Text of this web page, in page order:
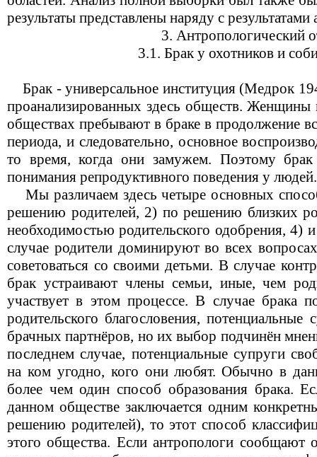
результаты представлены наряду с
3. Антропологический
3.1. Брак у охотников и
Брак - универсальное институция (Медрок
проанализированных здесь обществ. Женщины
обществах пребывают в браке в продолжение
периода, и следовательно, основное
то время, когда они замужем. Поэтому
понимания репродуктивного поведения у людей.
Мы различаем здесь четыре основных
решению родителей, 2) по решению близких
необходимостью родительского одобрения, 4)
случае родители доминируют во всех
советоваться со своими детьми. В случае
брак устраивают члены семьи, иные, чем
участвует в этом процессе. В случае брака
родительского благословения,
брачных партнёров, но их выбор подчинён
последнем случае, потенциальные супруги
на ком угодно, кого они любят. Обычно в
более чем один способ образования брака.
данном обществе заключается одним
решению родителей), то этот способ
этого общества. Если антропологи сообщают